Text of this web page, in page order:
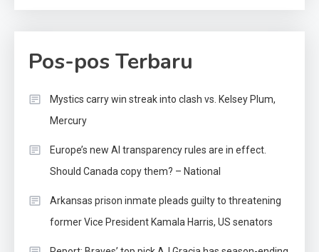
Pos-pos Terbaru
Mystics carry win streak into clash vs. Kelsey Plum,
Mercury
Europe’s new AI transparency rules are in effect.
Should Canada copy them? – National
Arkansas prison inmate pleads guilty to threatening
former Vice President Kamala Harris, US senators